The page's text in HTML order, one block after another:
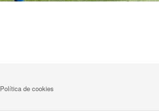
Política de cookies